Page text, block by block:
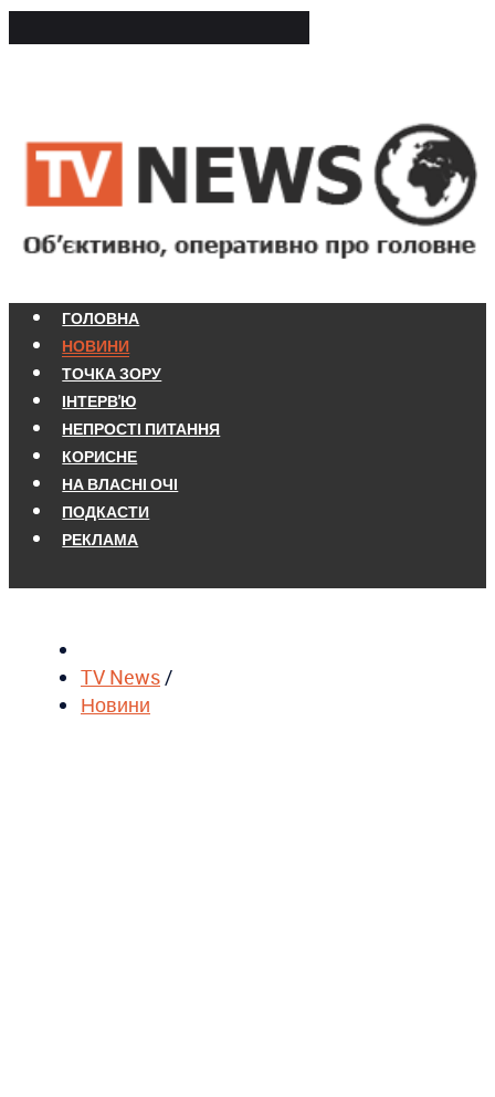
ГОЛОВНА
НОВИНИ
ТОЧКА ЗОРУ
ІНТЕРВ'Ю
НЕПРОСТІ ПИТАННЯ
КОРИСНЕ
НА ВЛАСНІ ОЧІ
ПОДКАСТИ
РЕКЛАМА
TV News/
Новини